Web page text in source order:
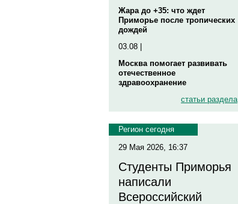
Жара до +35: что ждет
Приморье после тропических
дождей
03.08 |
Москва помогает развивать
отечественное
здравоохранение
статьи раздела
Регион сегодня
29 Мая 2026, 16:37
Студенты Приморья
написали
Всероссийский